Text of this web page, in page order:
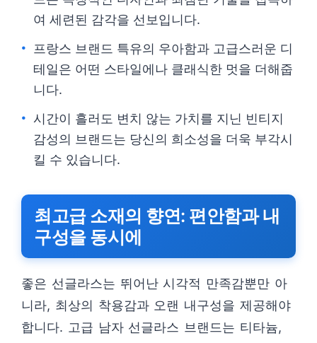
여 세련된 감각을 선보입니다.
프랑스 브랜드 특유의 우아함과 고급스러운 디
테일은 어떤 스타일에나 클래식한 멋을 더해줍
니다.
시간이 흘러도 변치 않는 가치를 지닌 빈티지
감성의 브랜드는 당신의 희소성을 더욱 부각시
킬 수 있습니다.
최고급 소재의 향연: 편안함과 내
구성을 동시에
좋은 선글라스는 뛰어난 시각적 만족감뿐만 아
니라, 최상의 착용감과 오랜 내구성을 제공해야
합니다. 고급 남자 선글라스 브랜드는 티타늄,